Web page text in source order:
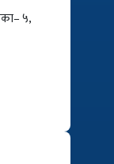
५,